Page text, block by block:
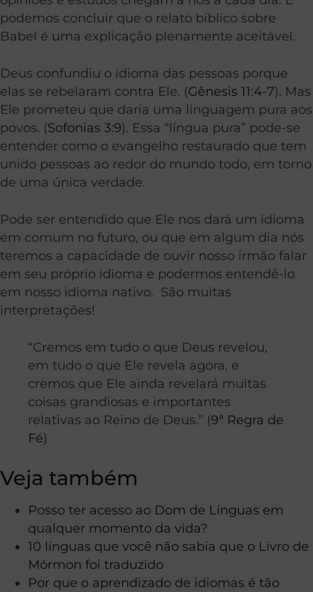
podemos concluir que o relato bíblico sobre
Babel é uma explicação plenamente aceitável.
Deus confundiu o idioma das pessoas porque
elas se rebelaram contra Ele. (Gênesis 11:4-7). Mas
Ele prometeu que daria uma linguagem pura aos
povos. (Sofonias 3:9). Essa “língua pura” pode-se
entender como o evangelho restaurado que tem
unido pessoas ao redor do mundo todo, em torno
de uma única verdade.
Pode ser entendido que Ele nos dará um idioma
em comum no futuro, ou que em algum dia nós
teremos a capacidade de ouvir nosso irmão falar
em seu próprio idioma e podermos entendê-lo
em nosso idioma nativo. São muitas
interpretações!
“Cremos em tudo o que Deus revelou,
em tudo o que Ele revela agora, e
cremos que Ele ainda revelará muitas
coisas grandiosas e importantes
relativas ao Reino de Deus.” (9ª Regra de
Fé)
Veja também
Posso ter acesso ao Dom de Línguas em
qualquer momento da vida?
10 línguas que você não sabia que o Livro de
Mórmon foi traduzido
Por que o aprendizado de idiomas é tão